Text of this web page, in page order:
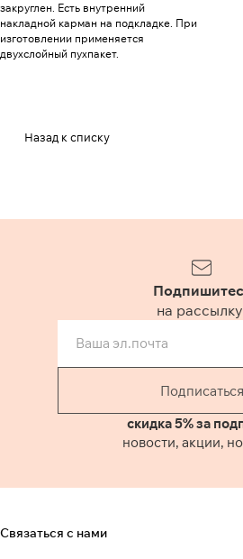
закруглен. Есть внутренний
накладной карман на подкладке. При
изготовлении применяется
двухслойный пухпакет.
Назад к списку
на
Подписаться
скидка 5% за
новости, акции,
Связаться с нами